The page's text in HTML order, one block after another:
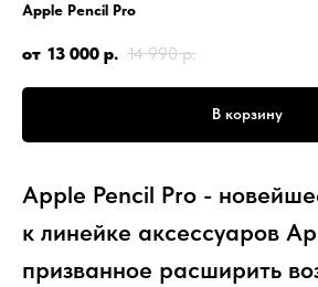
Apple Pencil Pro
13 000 р. 14 990 р.
В корзину
Apple Pencil Pro -
к линейке аксессуаров
призванное расширить